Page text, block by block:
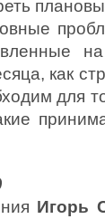
как
для
Игорь